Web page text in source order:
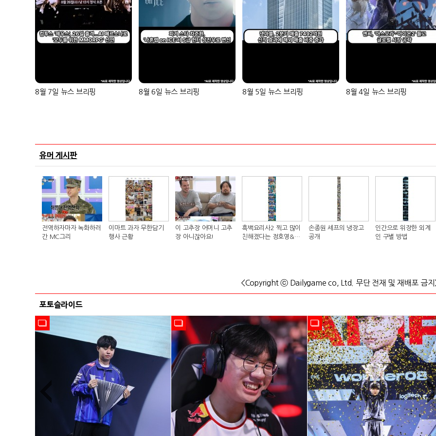
8월 7일 뉴스 브리핑 8월 6일 뉴스 브리핑 8월 5일 뉴스 브리핑 8월 4일 뉴스 브리핑
유머 게시판
전역하자마자 녹화하러
간 MC그리
이마트 과자 무한담기
행사 근황
이 고추장 어머니 고추
장 아니잖아요!
흑백요리사2 찍고 많이
친해졌다는 정호영&샘
손종원 셰프의 냉장고
공개
인간으로 위장한 외계
인 구별 방법
<Copyright ⓒ Dailygame co, Ltd. 무단 전재 및 재배포 금지
포토슬라이드